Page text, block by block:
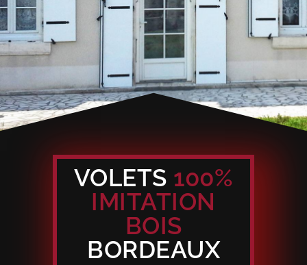
VOLETS 100%
IMITATION
BOIS
BORDEAUX